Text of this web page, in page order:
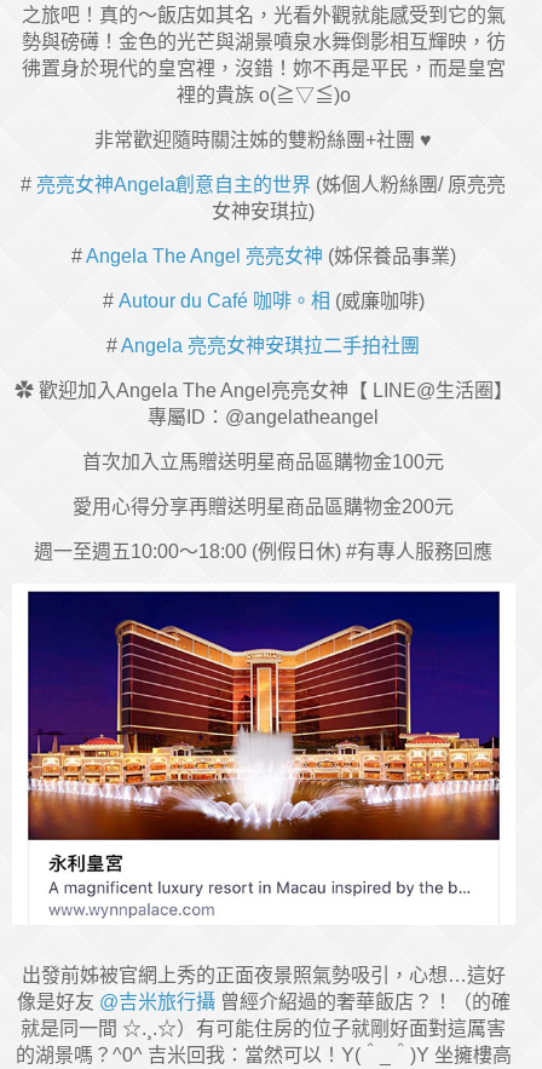
之旅吧！真的～飯店如其名，光看外觀就能感受到它的氣
勢與磅礡！金色的光芒與湖景噴泉水舞倒影相互輝映，彷
彿置身於現代的皇宮裡，沒錯！妳不再是平民，而是皇宮
裡的貴族 o(≧▽≦)o
非常歡迎隨時關注姊的雙粉絲團+社團 ♥
# 亮亮女神Angela創意自主的世界 (姊個人粉絲團/ 原亮亮
女神安琪拉)
#Angela The Angel 亮亮女神 (姊保養品事業)
# Autour du Café 咖啡。相 (威廉咖啡)
#Angela 亮亮女神安琪拉二手拍社團
✿ 歡迎加入Angela The Angel亮亮女神【 LINE@生活圈】
專屬ID：@angelatheangel
首次加入立馬贈送明星商品區購物金100元
愛用心得分享再贈送明星商品區購物金200元
週一至週五10:00～18:00 (例假日休) #有專人服務回應
出發前姊被官網上秀的正面夜景照氣勢吸引，心想…這好
像是好友 @吉米旅行攝曾經介紹過的奢華飯店？！（的確
就是同一間 ☆.¸.☆）有可能住房的位子就剛好面對這厲害
的湖景嗎？^0^ 吉米回我：當然可以！Y(＾_＾)Y 坐擁樓高